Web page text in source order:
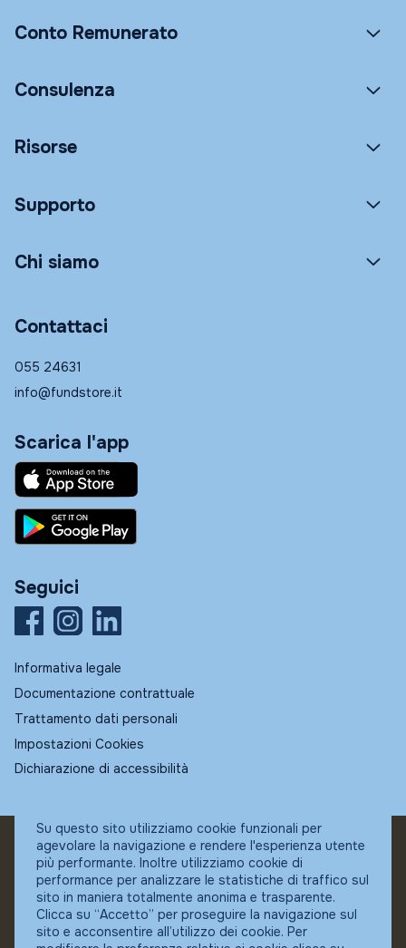
Conto Remunerato
Consulenza
Risorse
Supporto
Chi siamo
Contattaci
055 24631
info@fundstore.it
Scarica l'app
Seguici
Informativa legale
Documentazione contrattuale
Trattamento dati personali
Impostazioni Cookies
Dichiarazione di accessibilità
© Fundstore
Collocatore autorizzato:
Banca Ifigest SpA
P.Iva: 04337180485
Su questo sito utilizziamo cookie funzionali per
agevolare la navigazione e rendere l'esperienza utente
più performante. Inoltre utilizziamo cookie di
performance per analizzare le statistiche di traffico sul
sito in maniera totalmente anonima e trasparente.
Clicca su “Accetto” per proseguire la navigazione sul
sito e acconsentire all’utilizzo dei cookie. Per